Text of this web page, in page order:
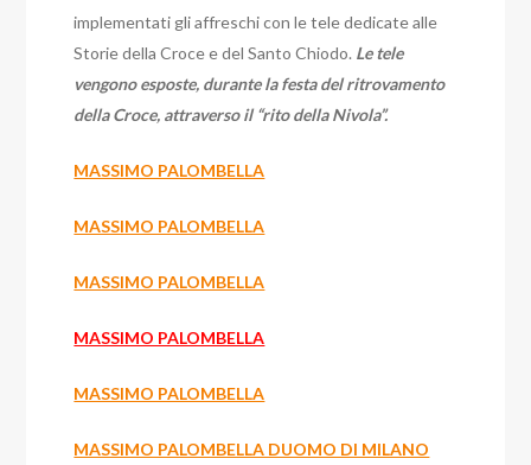
implementati gli affreschi con le tele dedicate alle
Storie della Croce e del Santo Chiodo. Le tele
vengono esposte, durante la festa del ritrovamento
della Croce, attraverso il “rito della Nivola”.
MASSIMO PALOMBELLA
MASSIMO PALOMBELLA
MASSIMO PALOMBELLA
MASSIMO PALOMBELLA
MASSIMO PALOMBELLA
MASSIMO PALOMBELLA DUOMO DI MILANO